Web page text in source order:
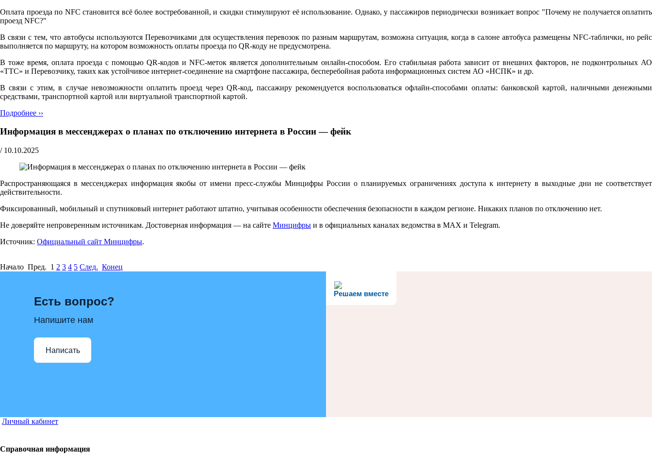
Оплата проезда по NFC становится всё более востребованной, и скидки стимулируют её использование. Однако, у пассажиров периодически возникает вопрос "Почему не получается оплатить
проезд NFC?"
В связи с тем, что автобусы используются Перевозчиками для осуществления перевозок по разным маршрутам, возможна ситуация, когда в салоне автобуса размещены NFC-таблички, но рейс
выполняется по маршруту, на котором возможность оплаты проезда по QR-коду не предусмотрена.
В тоже время, оплата проезда с помощью QR-кодов и NFC-меток является дополнительным онлайн-способом. Его стабильная работа зависит от внешних факторов, не подконтрольных АО
«ТТС» и Перевозчику, таких как устойчивое интернет-соединение на смартфоне пассажира, бесперебойная работа информационных систем АО «НСПК» и др.
В связи с этим, в случае невозможности оплатить проезд через QR-код, пассажиру рекомендуется воспользоваться офлайн-способами оплаты: банковской картой, наличными денежными
средствами, транспортной картой или виртуальной транспортной картой.
Подробнее ››
Информация в мессенджерах о планах по отключению интернета в России — фейк
/ 10.10.2025
Распространяющаяся в мессенджерах информация якобы от имени пресс-службы Минцифры России о планируемых ограничениях доступа к интернету в выходные дни не соответствует
действительности.
Фиксированный, мобильный и спутниковый интернет работают штатно, учитывая особенности обеспечения безопасности в каждом регионе. Никаких планов по отключению нет.
Не доверяйте непроверенным источникам. Достоверная информация — на сайте Минцифры и в официальных каналах ведомства в MAX и Telegram.
Источник: Официальный сайт Минцифры.
Начало Пред. 1 2 3 4 5 След. Конец
Решаем вместе
Есть вопрос?
Напишите нам
Написать
Личный кабинет
Справочная информация